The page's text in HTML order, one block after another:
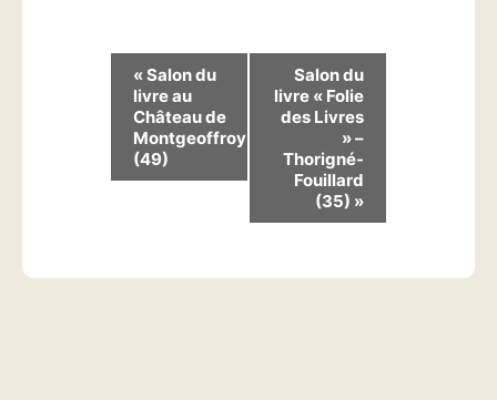
N
i
a
«Salon du
livre au
Château de
Montgeoffroy
(49)
Salon du
livre « Folie
des Livres
» –
Thorigné-
Fouillard
(35) »